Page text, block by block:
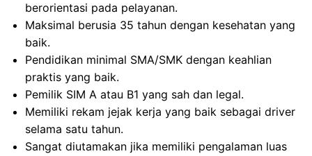
berorientasi pada pelayanan.
Maksimal berusia 35 tahun dengan kesehatan yang
baik.
Pendidikan minimal SMA/SMK dengan keahlian
praktis yang baik.
Pemilik SIM A atau B1 yang sah dan legal.
Memiliki rekam jejak kerja yang baik sebagai driver
selama satu tahun.
Sangat diutamakan jika memiliki pengalaman luas